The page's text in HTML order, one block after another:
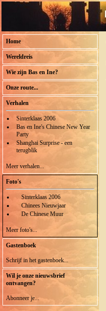
Home
Wereldreis
Wie zijn Bas en Ine?
Onze route...
Verhalen
Sinterklaas 2006
Bas en Ine's Chinese New Year
Party
Shanghai Surprise - een
terugblik
Meer verhalen...
Foto's
Sinterklaas 2006
Chinees Nieuwjaar
De Chinese Muur
Meer foto's...
Gastenboek
Schrijf in het gastenboek...
Wil je onze nieuwsbrief
ontvangen?
Abonneer je...